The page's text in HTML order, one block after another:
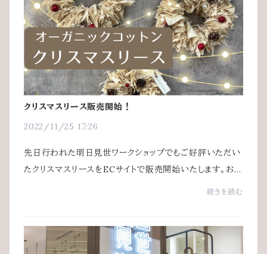
クリスマスリース販売開始！
2022/11/25 17:26
先日行われた明日見世ワークショップでもご好評いただい
たクリスマスリースをECサイトで販売開始いたします。お洋
服を作るときにどうしても出てしまうハギレ。土から大切に
続きを読む